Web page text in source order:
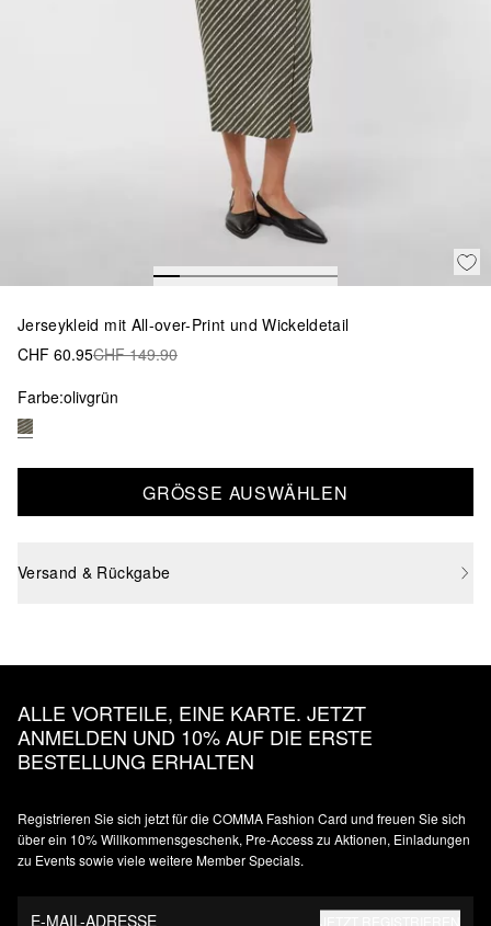
Jerseykleid mit All-over-Print und Wickeldetail
CHF 60.95CHF 149.90
Farbe:olivgrün
GRÖSSE AUSWÄHLEN
Versand & Rückgabe
ALLE VORTEILE, EINE KARTE. JETZT
ANMELDEN UND 10% AUF DIE ERSTE
BESTELLUNG ERHALTEN
Registrieren Sie sich jetzt für die COMMA Fashion Card und freuen Sie sich
über ein 10% Willkommensgeschenk, Pre-Access zu Aktionen, Einladungen
zu Events sowie viele weitere Member Specials.
E-MAIL-ADRESSE